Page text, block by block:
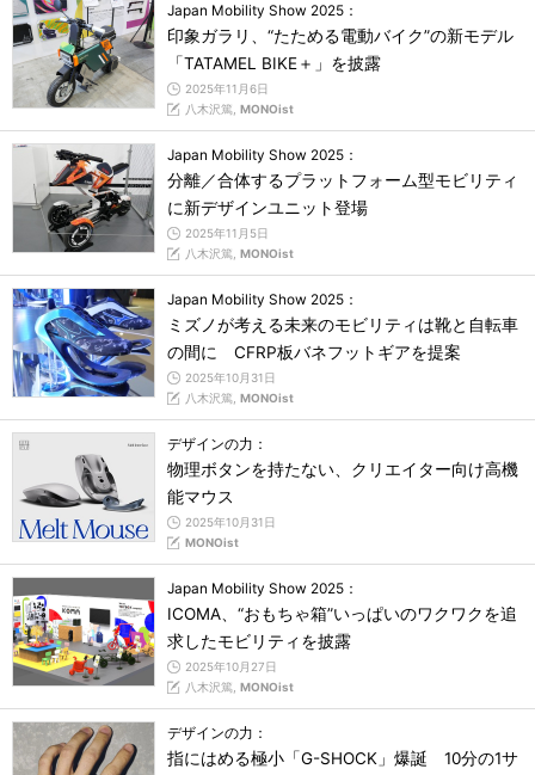
Japan Mobility Show 2025：
印象ガラリ、“たためる電動バイク”の新モデル
「TATAMEL BIKE＋」を披露
2025年11月6日
八木沢篤, MONOist
Japan Mobility Show 2025：
分離／合体するプラットフォーム型モビリティ
に新デザインユニット登場
2025年11月5日
八木沢篤, MONOist
Japan Mobility Show 2025：
ミズノが考える未来のモビリティは靴と自転車
の間に CFRP板バネフットギアを提案
2025年10月31日
八木沢篤, MONOist
デザインの力：
物理ボタンを持たない、クリエイター向け高機
能マウス
2025年10月31日
MONOist
Japan Mobility Show 2025：
ICOMA、“おもちゃ箱”いっぱいのワクワクを追
求したモビリティを披露
2025年10月27日
八木沢篤, MONOist
デザインの力：
指にはめる極小「G-SHOCK」爆誕 10分の1サ